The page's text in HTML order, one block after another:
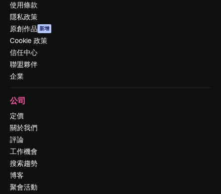
使用條款
隱私政策
原創作品 新增
Cookie 政策
信任中心
聯盟夥伴
企業
公司
定價
關於我們
評論
工作機會
搜索趨勢
博客
聚會活動